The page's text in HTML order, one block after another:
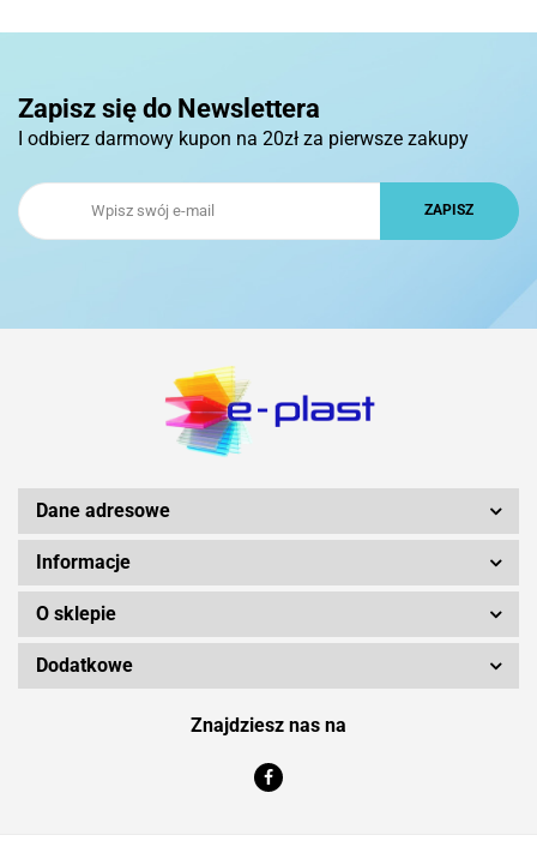
Zapisz się do Newslettera
I odbierz darmowy kupon na 20zł za pierwsze zakupy
Dane adresowe
Informacje
O sklepie
Dodatkowe
Znajdziesz nas na